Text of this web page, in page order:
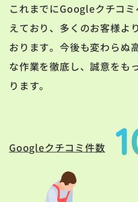
これまでにGoogleクチコ
えており、多くのお客様よ
おります。今後も変わらぬ
な作業を徹底し、誠意をも
ります。
Googleクチコミ件数